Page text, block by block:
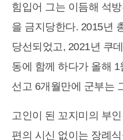
힘입어 그는 이듬해 석
을 금지당한다. 2015년
당선되었고, 2021년 쿠
동에 함께 하다가 올해
선고 6개월만에 군부는
고인이 된 꼬지미의 부
편의 시신 없이는 장례